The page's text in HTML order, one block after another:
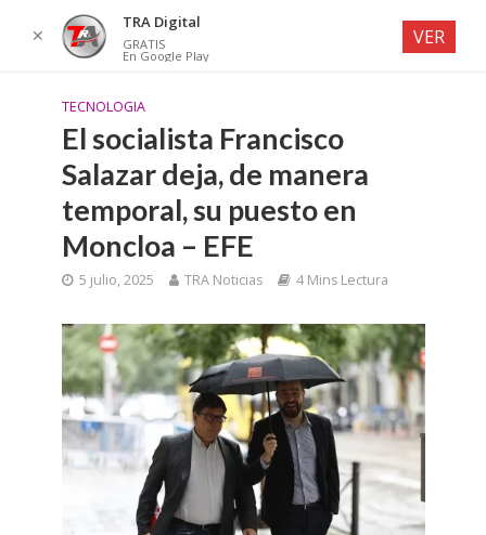
TECNOLOGIA
El socialista Francisco
Salazar deja, de manera
temporal, su puesto en
Moncloa – EFE
5 julio, 2025 TRA Noticias 4 Mins Lectura
✕
TRA Digital
GRATIS
En Google Play
VER